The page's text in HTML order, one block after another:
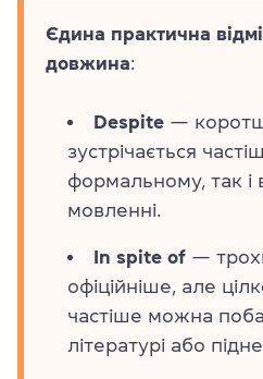
Єдина практична
довжина:
Despite —
зустрічається
формальному, так
мовленні.
In spite of —
офіційніше, але
частіше можна
літературі або